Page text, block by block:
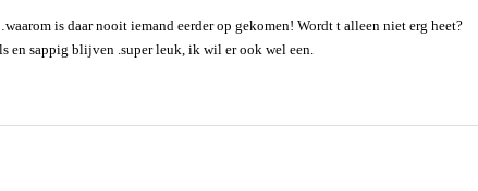
is daar nooit iemand eerder op gekomen! Wordt t alleen niet erg heet?
en sappig blijven .super leuk, ik wil er ook wel een.